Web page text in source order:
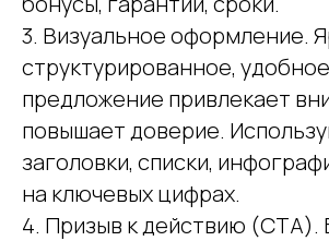
3. Визуальное оформление.
структурированное,
предложение привлекает
повышает доверие.
заголовки, списки,
на ключевых цифрах.
4. Призыв к действию (CTA).